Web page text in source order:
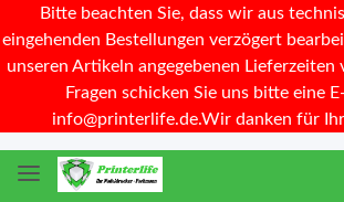
Bitte beachten Sie, dass wir aus
eingehenden Bestellungen verzögert
unseren Artikeln angegebenen Lieferzeiten
Fragen schicken Sie uns bitte eine
info@printerlife.de.Wir danken für